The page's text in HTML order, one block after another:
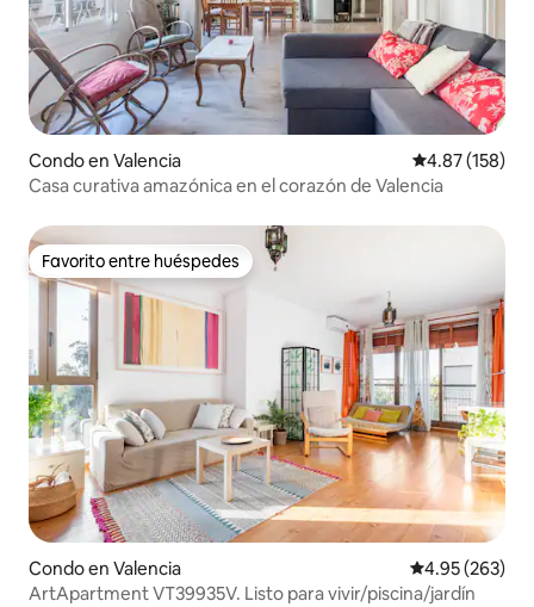
Condo en Valencia Calificación
4.87 (158)
Casa curativa amazónica en el corazón de Valencia
Favorito entre huéspedes
Favorito entre huéspedes
Condo en Valencia Calificación
4.95 (263)
ArtApartment VT39935V. Listo para vivir/piscina/jardín